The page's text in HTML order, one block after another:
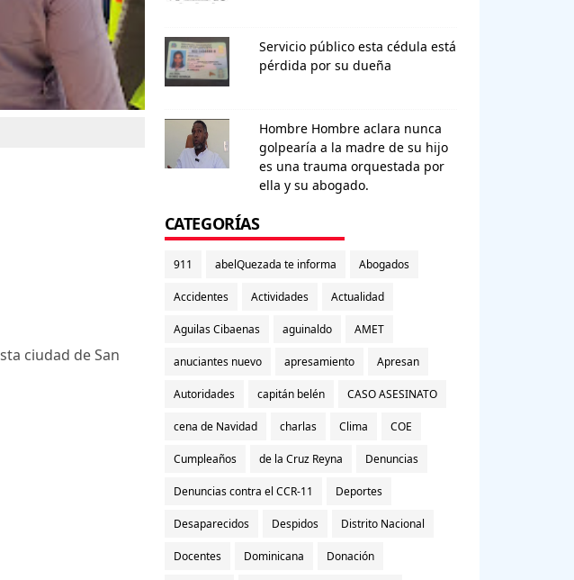
ciudad de San
Servicio público esta cédula está
pérdida por su dueña
Hombre Hombre aclara nunca
golpearía a la madre de su hijo
es una trauma orquestada por
ella y su abogado.
CATEGORÍAS
911 abelQuezada te informa Abogados
Accidentes Actividades Actualidad
Aguilas Cibaenas aguinaldo AMET
anuciantes nuevo apresamiento Apresan
Autoridades capitán belén CASO ASESINATO
cena de Navidad charlas Clima COE
Cumpleaños de la Cruz Reyna Denuncias
Denuncias contra el CCR-11 Deportes
Desaparecidos Despidos Distrito Nacional
Docentes Dominicana Donación